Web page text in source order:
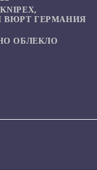
ВЮРТ ГЕРМАНИЯ
ОБЛЕКЛО